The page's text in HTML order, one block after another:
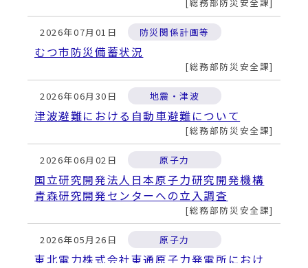
2026年07月01日 防災関係計画等
むつ市防災備蓄状況
総務部防災安全課
2026年06月30日 地震・津波
津波避難における自動車避難について
総務部防災安全課
2026年06月02日 原子力
国立研究開発法人日本原子力研究開発機構
青森研究開発センターへの立入調査
総務部防災安全課
2026年05月26日 原子力
東北電力株式会社東通原子力発電所におけ